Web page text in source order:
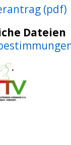
(pdf)
Dateien